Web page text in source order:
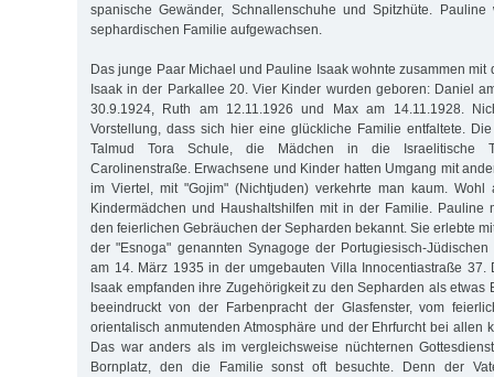
spanische Gewänder, Schnallenschuhe und Spitzhüte.
sephardischen Familie aufgewachsen.
Das junge Paar Michael und Pauline Isaak wohnte zusammen mit
Isaak in der Parkallee 20. Vier Kinder wurden geboren: Daniel
30.9.1924, Ruth am 12.11.1926 und Max am 14.11.1928.
Vorstellung, dass sich hier eine glückliche Familie entfaltete.
Talmud Tora Schule, die Mädchen in die Israelitische
Carolinenstraße. Erwachsene und Kinder hatten Umgang mit
im Viertel, mit "Gojim" (Nichtjuden) verkehrte man kaum. Wohl
Kindermädchen und Haushaltshilfen mit in der Familie. Pauline
den feierlichen Gebräuchen der Sepharden bekannt. Sie erlebte
der "Esnoga" genannten Synagoge der Portugiesisch-
am 14. März 1935 in der umgebauten Villa Innocentiastraße 37.
Isaak empfanden ihre Zugehörigkeit zu den Sepharden als etwas
beeindruckt von der Farbenpracht der Glasfenster, vom
orientalisch anmutenden Atmosphäre und der Ehrfurcht bei allen
Das war anders als im vergleichsweise nüchternen
Bornplatz, den die Familie sonst oft besuchte. Denn der